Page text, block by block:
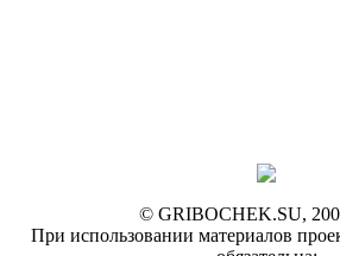
© GRIBOCHEK.SU,
При использовании материалов